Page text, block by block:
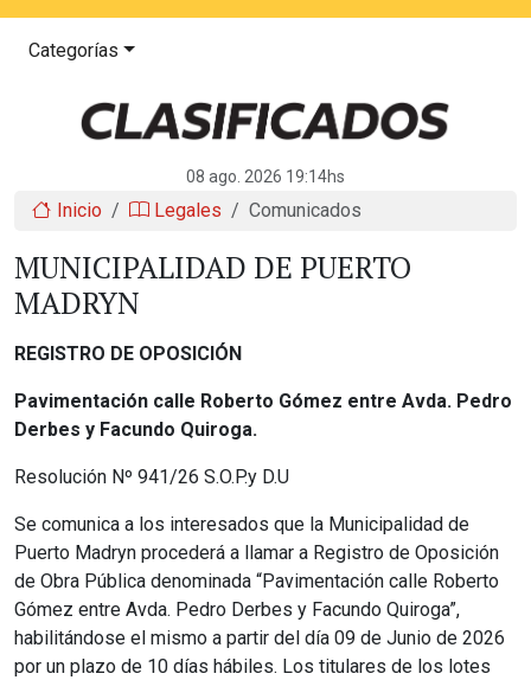
Categorías
08 ago. 2026 19:14hs
Inicio Legales Comunicados
MUNICIPALIDAD DE PUERTO
MADRYN
REGISTRO DE OPOSICIÓN
Pavimentación calle Roberto Gómez entre Avda. Pedro
Derbes y Facundo Quiroga.
Resolución Nº 941/26 S.O.P.y D.U
Se comunica a los interesados que la Municipalidad de
Puerto Madryn procederá a llamar a Registro de Oposición
de Obra Pública denominada “Pavimentación calle Roberto
Gómez entre Avda. Pedro Derbes y Facundo Quiroga”,
habilitándose el mismo a partir del día 09 de Junio de 2026
por un plazo de 10 días hábiles. Los titulares de los lotes